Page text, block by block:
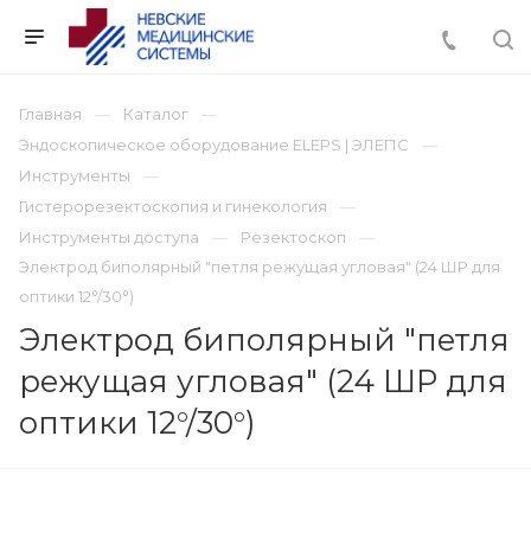
Главная
Каталог
Эндоскопическое оборудование ELEPS | ЭЛЕПС
Инструменты
Гистерорезектоскопия и гинекология
Инструменты доступа
Резектоскоп
Электрод биполярный "петля режущая угловая" (24 ШР для
оптики 12°/30°)
Электрод биполярный "петля
режущая угловая" (24 ШР для
оптики 12°/30°)